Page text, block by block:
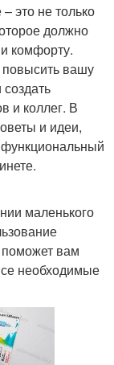
это не только
должно
комфорту.
вашу
и коллег. В
и идеи,
маленького
вам
необходимые